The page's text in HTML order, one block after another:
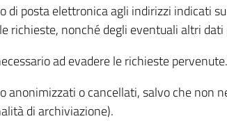
di posta elettronica agli indirizzi indicati
richieste, nonché degli eventuali altri
ad evadere le richieste pervenute.
anonimizzati o cancellati, salvo che non
di archiviazione).